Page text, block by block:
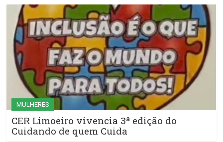
MULHERES
CER Limoeiro vivencia 3ª edição do
Cuidando de quem Cuida